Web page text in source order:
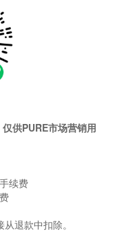
供PURE市场营销用
续费
退款中扣除。